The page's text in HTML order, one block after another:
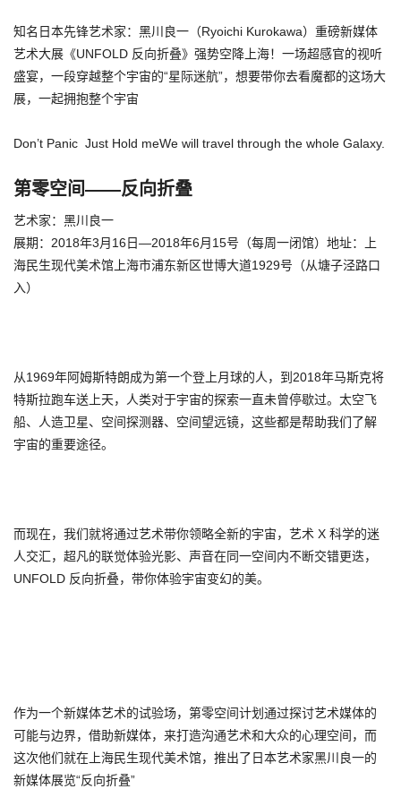
知名日本先锋艺术家：黑川良一（Ryoichi Kurokawa）重磅新媒体
艺术大展《UNFOLD 反向折叠》强势空降上海！一场超感官的视听
盛宴，一段穿越整个宇宙的“星际迷航”，想要带你去看魔都的这场大
展，一起拥抱整个宇宙
Don’t Panic Just Hold meWe will travel through the whole Galaxy.
第零空间——反向折叠
艺术家：黑川良一
展期：2018年3月16日—2018年6月15号（每周一闭馆）地址：上
海民生现代美术馆上海市浦东新区世博大道1929号（从塘子泾路口
入）
从1969年阿姆斯特朗成为第一个登上月球的人，到2018年马斯克将
特斯拉跑车送上天，人类对于宇宙的探索一直未曾停歇过。太空飞
船、人造卫星、空间探测器、空间望远镜，这些都是帮助我们了解
宇宙的重要途径。
而现在，我们就将通过艺术带你领略全新的宇宙，艺术 X 科学的迷
人交汇，超凡的联觉体验光影、声音在同一空间内不断交错更迭，
UNFOLD 反向折叠，带你体验宇宙变幻的美。
作为一个新媒体艺术的试验场，第零空间计划通过探讨艺术媒体的
可能与边界，借助新媒体，来打造沟通艺术和大众的心理空间，而
这次他们就在上海民生现代美术馆，推出了日本艺术家黑川良一的
新媒体展览“反向折叠”